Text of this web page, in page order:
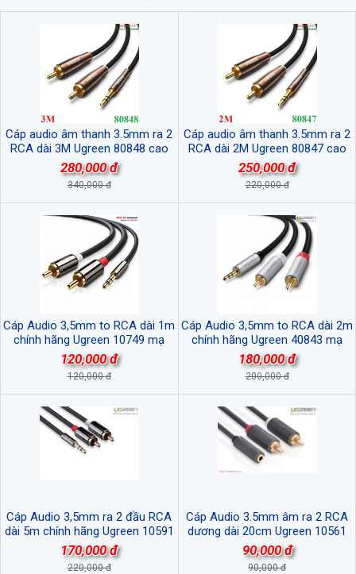
Cáp audio âm thanh 3.5mm ra 2
RCA dài 3M Ugreen 80848 cao
cấp
280,000 đ
340,000 đ
Cáp audio âm thanh 3.5mm ra 2
RCA dài 2M Ugreen 80847 cao
cấp
250,000 đ
220,000 đ
Cáp Audio 3,5mm to RCA dài 1m
chính hãng Ugreen 10749 mạ
vàng cao cấp
120,000 đ
120,000 đ
Cáp Audio 3,5mm to RCA dài 2m
chính hãng Ugreen 40843 mạ
vàng cao cấp
180,000 đ
200,000 đ
Cáp Audio 3,5mm ra 2 đầu RCA
dài 5m chính hãng Ugreen 10591
cao cấp
170,000 đ
220,000 đ
Cáp Audio 3.5mm âm ra 2 RCA
dương dài 20cm Ugreen 10561
mạ vàng 24K cao cấp
90,000 đ
90,000 đ